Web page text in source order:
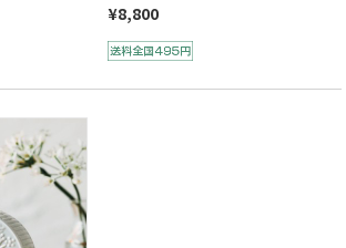
¥8,800